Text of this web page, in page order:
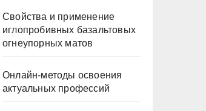
Свойства и применение
иглопробивных базальтовых
огнеупорных матов
Онлайн-методы освоения
актуальных профессий